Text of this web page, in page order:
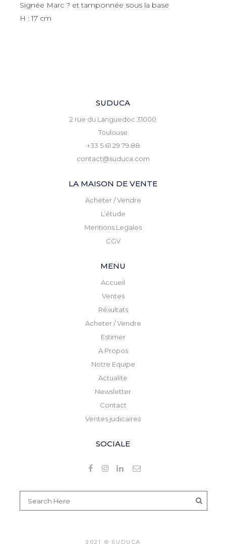
Signée Marc ? et tamponnée sous la base
H : 17 cm
SUDUCA
2 rue du Languedoc 31000
Toulouse
+33 5 61 29 79 88
contact@suduca.com
LA MAISON DE VENTE
Acheter / Vendre
L’étude
Mentions Legales
CGV
MENU
Accueil
Ventes
Résultats
Acheter / Vendre
Estimer
A Propos
Notre Equipe
Actualite
Newsletter
Contact
Ventes judicaires
SOCIALE
2021 © SUDUCA